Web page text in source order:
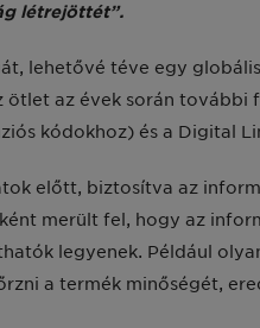
létrejöttét”.
lehetővé téve egy
az évek során további
kódokhoz) és a Digital
előtt, biztosítva az
merült fel, hogy az
legyenek. Például
a termék minőségét,